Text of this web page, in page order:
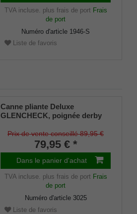
TVA incluse. plus frais de port Frais
de port
Numéro d'article 1946-S
Liste de favoris
Canne pliante Deluxe
GLENCHECK, poignée derby
métal léger robuste, pliable,
réglable en hauteur,
amortisseur en caoutchouc
inclus
Prix de vente conseillé 89,95 €
79,95 € *
Dans le panier d'achat
TVA incluse. plus frais de port Frais
de port
Numéro d'article 3025
Liste de favoris